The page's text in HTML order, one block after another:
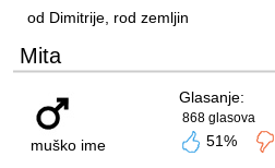
od Dimitrije, rod zemljin
Mita
muško ime
Glasanje:
868 glasova
51%